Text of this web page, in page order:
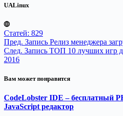
UALinux
Статей: 829
Пред. Запись Релиз менеджера
След. Запись ТОП 10 лучших игр
2016
Вам может понравится
CodeLobster IDE – бесплатный
JavaScript редактор